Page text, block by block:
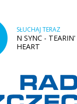
SŁUCHAJ TERAZ
N SYNC -
HEART